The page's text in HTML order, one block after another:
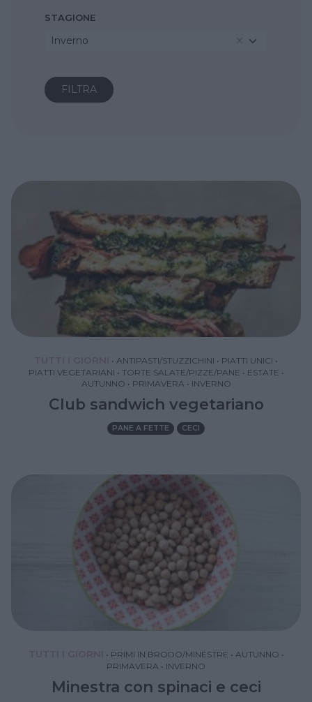
STAGIONE
Inverno
• ANTIPASTI/STUZZICHINI • PIATTI UNICI •
PIATTI VEGETARIANI • TORTE SALATE/PIZZE/PANE • ESTATE •
AUTUNNO • PRIMAVERA • INVERNO
Club sandwich vegetariano
PANE A FETTE CECI
• PRIMI IN BRODO/MINESTRE • AUTUNNO •
PRIMAVERA • INVERNO
Minestra con spinaci e ceci